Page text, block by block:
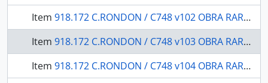
Item 918.172 C.RONDON / C748 v102 OBRA RARA / 1947 - Zoologia espongiários (porifera)
Item 918.172 C.RONDON / C748 v103 OBRA RARA / 1954 - Botânica: plantas do Brasil Central: (contribuição ao conhecimento da flora do Brasil).
Item 918.172 C.RONDON / C748 v104 OBRA RARA / 1947 - Os carajás (inan-sou-uéra): contribuição ao estudo dos indígenas brasileiros.